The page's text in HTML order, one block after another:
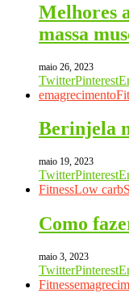
Melhores
massa
maio 26, 2023
TwitterPinterest
emagrecimento
Berinjela
maio 19, 2023
TwitterPinterest
FitnessLow carb
Como
maio 3, 2023
TwitterPinterest
Fitness